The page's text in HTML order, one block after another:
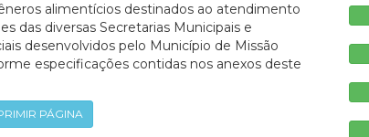
alimentícios destinados ao atendimento
das diversas Secretarias Municipais e
desenvolvidos pelo Município de Missão
especificações contidas nos anexos deste
PÁGINA